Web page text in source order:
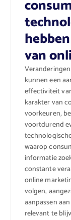
van
kunnen een
effectiviteit
karakter van
voorkeuren,
voortdurend
waarop
informatie
constante
online
volgen,
aanpassen
relevant te